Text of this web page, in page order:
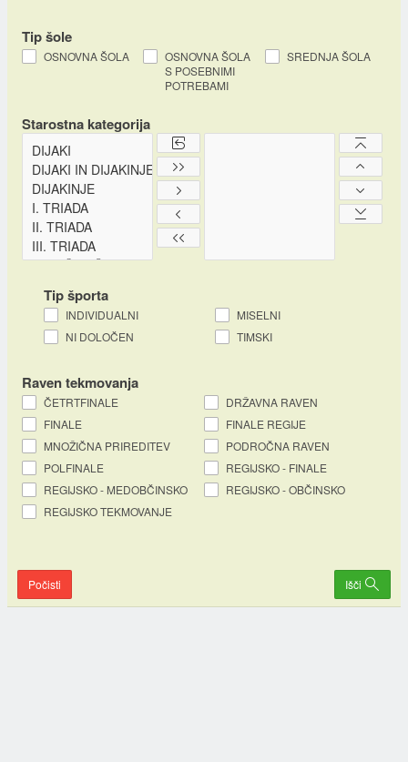
Tip šole
OSNOVNA ŠOLA
OSNOVNA ŠOLA
S POSEBNIMI
POTREBAMI
SREDNJA ŠOLA
Starostna kategorija
Tip športa
INDIVIDUALNI
MISELNI
NI DOLOČEN
TIMSKI
Raven tekmovanja
ČETRTFINALE
DRŽAVNA RAVEN
FINALE
FINALE REGIJE
MNOŽIČNA PRIREDITEV
PODROČNA RAVEN
POLFINALE
REGIJSKO - FINALE
REGIJSKO - MEDOBČINSKO
REGIJSKO - OBČINSKO
REGIJSKO TEKMOVANJE
Počisti Išči